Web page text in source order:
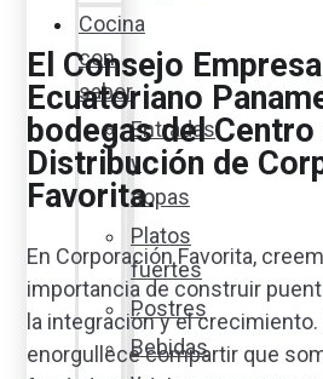
Cocina
con
sabor
Entradas
y
sopas
Platos
fuertes
Postres
Bebidas
El Consejo
Ecuatoriano
bodegas del Centro
Distribución de
Favorita.
En Corporación Favorita,
importancia de construir
la integración y el
enorgullece compartir que